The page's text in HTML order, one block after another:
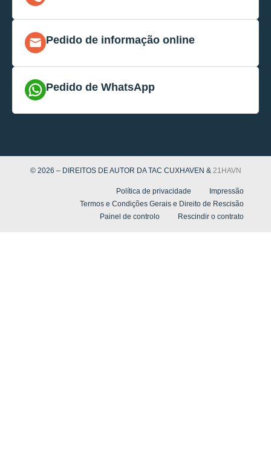
Pedido de informação online
Pedido de WhatsApp
© 2026 – DIREITOS DE AUTOR DA TAC CUXHAVEN & 21HAVN
Política de privacidade
Impressão
Termos e Condições Gerais e Direito de Rescisão
Painel de controlo
Rescindir o contrato